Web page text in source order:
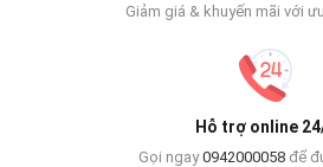
Giảm giá & khuyến mãi với
Hỗ trợ online
Gọi ngay0942000058 để